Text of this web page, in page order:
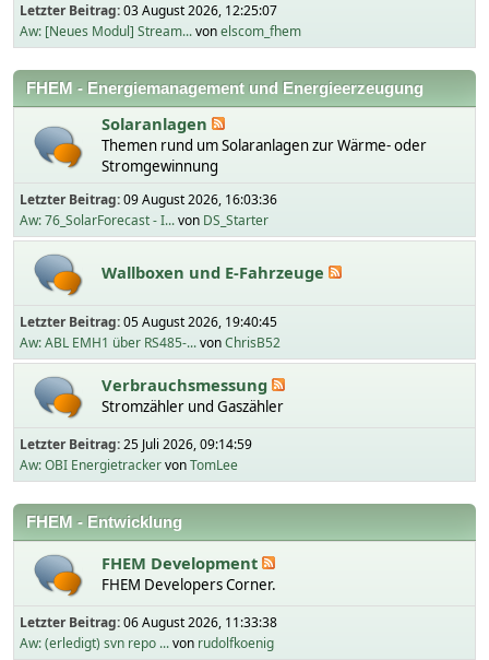
Letzter Beitrag:03 August 2026, 12:25:07
Aw: [Neues Modul] Stream...vonelscom_fhem
FHEM - Energiemanagement und Energieerzeugung
Solaranlagen
Themen rund um Solaranlagen zur Wärme- oder
Stromgewinnung
Letzter Beitrag:09 August 2026, 16:03:36
Aw: 76_SolarForecast - I...von DS_Starter
Wallboxen und E-Fahrzeuge
Letzter Beitrag:05 August 2026, 19:40:45
Aw: ABL EMH1 über RS485-...vonChrisB52
Verbrauchsmessung
Stromzähler und Gaszähler
Letzter Beitrag:25 Juli 2026, 09:14:59
Aw: OBI EnergietrackervonTomLee
FHEM - Entwicklung
FHEM Development
FHEM Developers Corner.
Letzter Beitrag:06 August 2026, 11:33:38
Aw: (erledigt) svn repo ...von rudolfkoenig